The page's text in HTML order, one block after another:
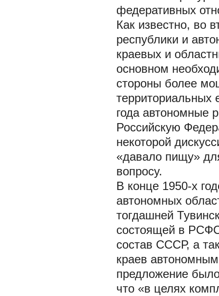
федеративных
Как известно, во
республики и
краевых и
основном
стороны более
года автономные
Российскую
некоторой
«давало пищу»
вопросу.
В конце 1950-х
автономных
тогдашней
состоящей в
состав СССР, а
краев
предложение
что «в целях